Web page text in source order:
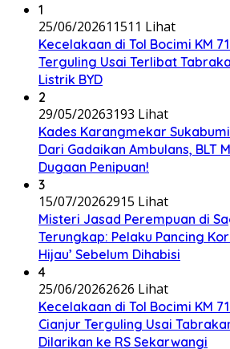
1
25/06/202611511 Lihat
Kecelakaan di Tol Bocimi KM
Terguling Usai Terlibat
Listrik BYD
2
29/05/20263193 Lihat
Kades Karangmekar
Dari Gadaikan Ambulans, BLT
Dugaan Penipuan!
3
15/07/20262915 Lihat
Misteri Jasad Perempuan di
Terungkap: Pelaku Pancing
Hijau’ Sebelum Dihabisi
4
25/06/20262626 Lihat
Kecelakaan di Tol Bocimi KM
Cianjur Terguling Usai
Dilarikan ke RS Sekarwangi